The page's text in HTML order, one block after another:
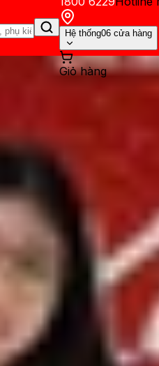
Hệ thống06 cửa hàng
Giỏ hàng
Thủ thuật
mở rộng